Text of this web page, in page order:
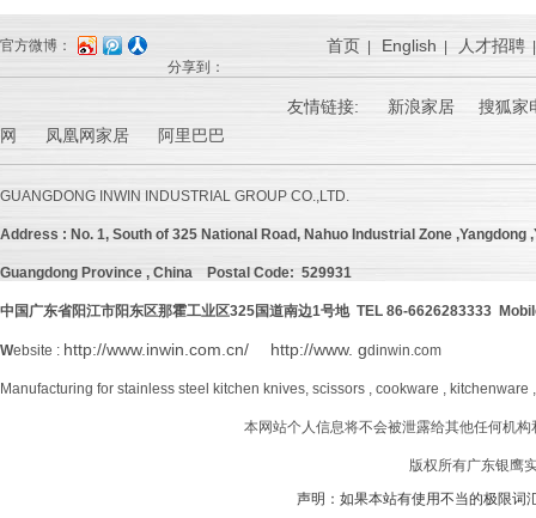
官方微博：
分享到：
首页 English 人才招聘
友情链接: 新浪家居 搜狐家
网 凤凰网家居 阿里巴巴
GUANGDONG INWIN INDUSTRIAL GROUP CO.,LTD.
Address : No. 1, South of 325 National Road, Nahuo Industrial Zone ,Yangdong
Guangdong Province , China Postal Code: 529931
中国广东省阳江市阳东区那霍工业区325国道南边1号地 TEL 86-6626283333
Website : http://www.inwin.com.cn/ http://www. gdinwin.com
Manufacturing for stainless steel kitchen knives, scissors , cookware ,
本网站个人信息将不会被泄露给其他任何机
版权所有广东银鹰
声明：如果本站有使用不当的极限词